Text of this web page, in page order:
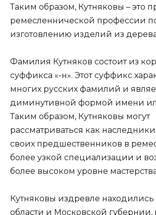
Таким образом, Кутняковы – это
ремесленнической профессии
изготовлению изделий из
Фамилия Кутняков состоит из
суффикса «-н». Этот суффикс
многих русских фамилий и
диминутивной формой имени
Таким образом, Кутняковы могут
рассматриваться как
своих предшественников в
более узкой специализации и
более высоком уровне
Кутняковы издревле находились
области и Московской губернии,